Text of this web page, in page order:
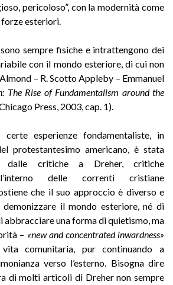
pericoloso”, con la modernità come
esteriori.
sempre fisiche e intrattengono dei
con il mondo esteriore, di cui non
– R. Scotto Appleby – Emmanuel
The Rise of Fundamentalism around the
Press, 2003, cap. 1).
esperienze fondamentaliste, in
protestantesimo americano, è stata
dalle critiche a Dreher, critiche
delle correnti cristiane
che il suo approccio è diverso e
il mondo esteriore, né di
abbracciare una forma di quietismo, ma
– «new and concentrated inwardness»
comunitaria, pur continuando a
verso l’esterno. Bisogna dire
di molti articoli di Dreher non sempre